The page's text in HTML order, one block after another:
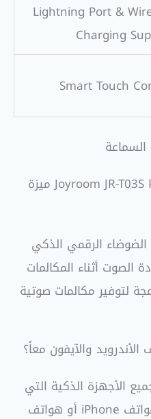
Lightning Port &
Charging
Smart Touch
Joyroom JR-T03S PRO MAX ميزة
الرقمي الذكي
الصوت أثناء المكالمات
لتوفير مكالمات صوتية
والآيفون معاً؟
الأجهزة الذكية التي
تدعم البلوتوث، سواء كانت هواتف iPhone أو هواتف